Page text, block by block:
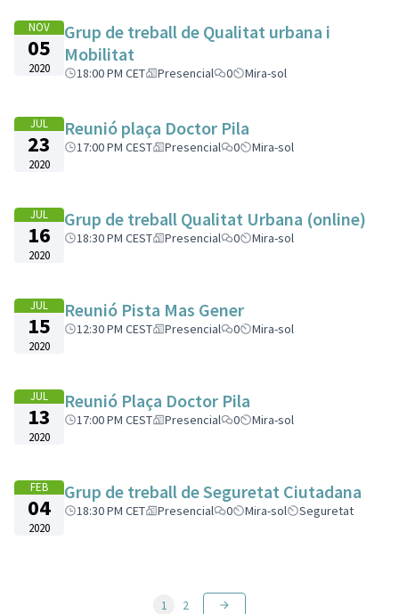
NOV
05
2020
Grup de treball de Qualitat urbana i
Mobilitat
18:00 PM CET Presencial 0 Mira-sol
JUL
23
2020
Reunió plaça Doctor Pila
17:00 PM CEST Presencial 0 Mira-sol
JUL
16
2020
Grup de treball Qualitat Urbana (online)
18:30 PM CEST Presencial 0 Mira-sol
JUL
15
2020
Reunió Pista Mas Gener
12:30 PM CEST Presencial 0 Mira-sol
JUL
13
2020
Reunió Plaça Doctor Pila
17:00 PM CEST Presencial 0 Mira-sol
FEB
04
2020
Grup de treball de Seguretat Ciutadana
18:30 PM CET Presencial 0 Mira-sol Seguretat
1 2